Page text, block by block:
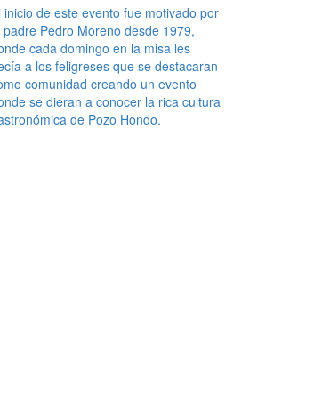
inicio de este evento fue motivado por
padre Pedro Moreno desde 1979,
cada domingo en la misa les
a los feligreses que se destacaran
comunidad creando un evento
se dieran a conocer la rica cultura
de Pozo Hondo.